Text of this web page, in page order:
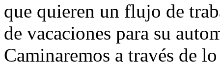
que quieren un flujo de
de vacaciones para su
Caminaremos a través de